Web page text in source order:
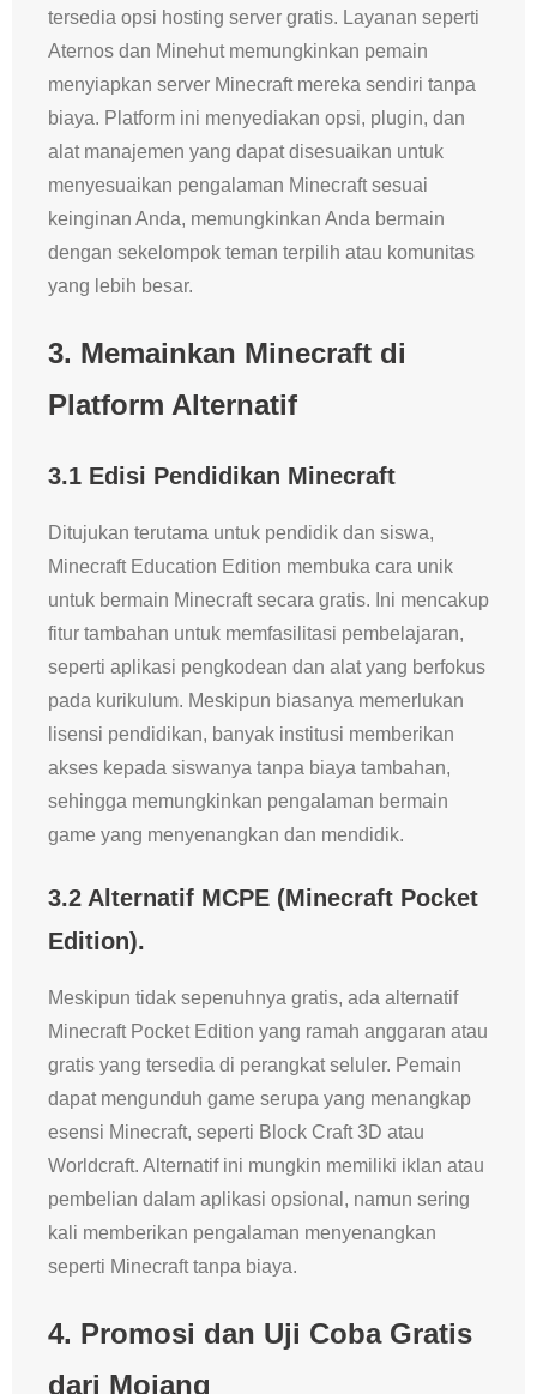
tersedia opsi hosting server gratis. Layanan seperti
Aternos dan Minehut memungkinkan pemain
menyiapkan server Minecraft mereka sendiri tanpa
biaya. Platform ini menyediakan opsi, plugin, dan
alat manajemen yang dapat disesuaikan untuk
menyesuaikan pengalaman Minecraft sesuai
keinginan Anda, memungkinkan Anda bermain
dengan sekelompok teman terpilih atau komunitas
yang lebih besar.
3. Memainkan Minecraft di
Platform Alternatif
3.1 Edisi Pendidikan Minecraft
Ditujukan terutama untuk pendidik dan siswa,
Minecraft Education Edition membuka cara unik
untuk bermain Minecraft secara gratis. Ini mencakup
fitur tambahan untuk memfasilitasi pembelajaran,
seperti aplikasi pengkodean dan alat yang berfokus
pada kurikulum. Meskipun biasanya memerlukan
lisensi pendidikan, banyak institusi memberikan
akses kepada siswanya tanpa biaya tambahan,
sehingga memungkinkan pengalaman bermain
game yang menyenangkan dan mendidik.
3.2 Alternatif MCPE (Minecraft Pocket
Edition).
Meskipun tidak sepenuhnya gratis, ada alternatif
Minecraft Pocket Edition yang ramah anggaran atau
gratis yang tersedia di perangkat seluler. Pemain
dapat mengunduh game serupa yang menangkap
esensi Minecraft, seperti Block Craft 3D atau
Worldcraft. Alternatif ini mungkin memiliki iklan atau
pembelian dalam aplikasi opsional, namun sering
kali memberikan pengalaman menyenangkan
seperti Minecraft tanpa biaya.
4. Promosi dan Uji Coba Gratis
dari Mojang